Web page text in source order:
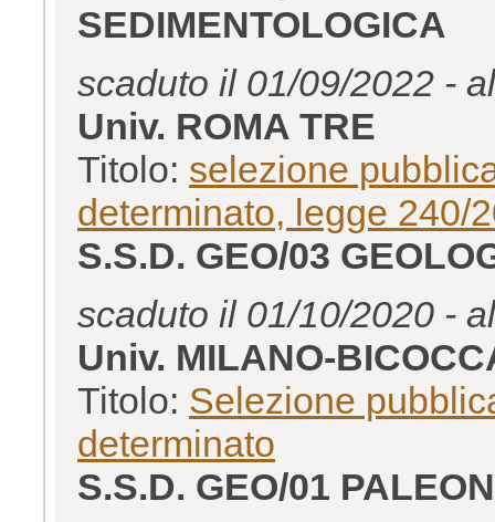
SEDIMENTOLOGICA
scaduto il 01/09/2022 -
Univ. ROMA TRE
Titolo: selezione
determinato, legge 240/
S.S.D. GEO/03
scaduto il 01/10/2020 -
Univ. MILANO-
Titolo: Selezione
determinato
S.S.D. GEO/01